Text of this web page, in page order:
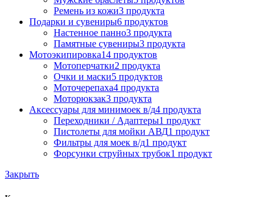
Ремень из кожи3 продукта
Подарки и сувениры6 продуктов
Настенное панно3 продукта
Памятные сувениры3 продукта
Мотоэкипировка14 продуктов
Мотоперчатки2 продукта
Очки и маски5 продуктов
Моточерепаха4 продукта
Моторюкзак3 продукта
Аксессуары для минимоек в/д4 продукта
Переходники / Адаптеры1 продукт
Пистолеты для мойки АВД1 продукт
Фильтры для моек в/д1 продукт
Форсунки струйных трубок1 продукт
Закрыть